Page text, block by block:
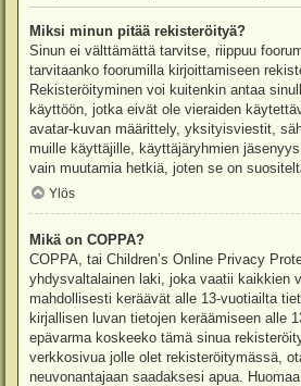
Miksi minun pitää rekisteröityä?
Sinun ei välttämättä tarvitse, riippuu
tarvitaanko foorumilla kirjoittamiseen
Rekisteröityminen voi kuitenkin antaa
käyttöön, jotka eivät ole vieraiden
avatar-kuvan määrittely, yksityisviestit,
muille käyttäjille, käyttäjäryhmien
vain muutamia hetkiä, joten se on
Ylös
Mikä on COPPA?
COPPA, tai Children’s Online Privacy
yhdysvaltalainen laki, joka vaatii kaikkien
mahdollisesti keräävät alle 13-vuotiailta
kirjallisen luvan tietojen keräämiseen alle
epävarma koskeeko tämä sinua
verkkosivua jolle olet rekisteröitymässä,
neuvonantajaan saadaksesi apua.